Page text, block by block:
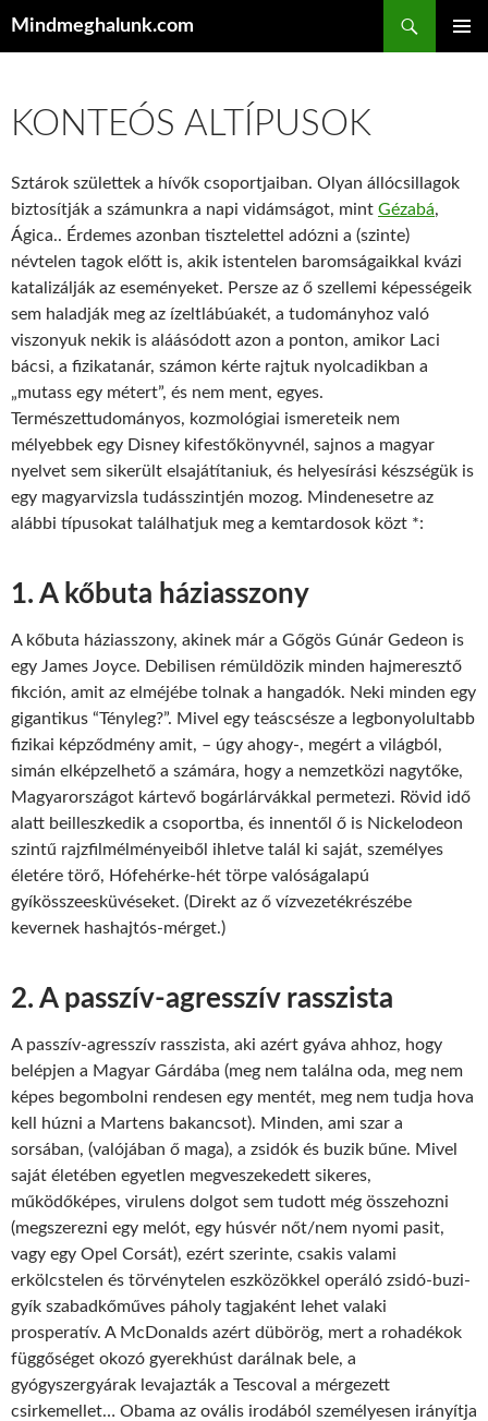
Mindmeghalunk.com
KONTEÓS ALTÍPUSOK
Sztárok születtek a hívők csoportjaiban. Olyan állócsillagok
biztosítják a számunkra a napi vidámságot, mint Gézabá,
Ágica.. Érdemes azonban tisztelettel adózni a (szinte)
névtelen tagok előtt is, akik istentelen baromságaikkal kvázi
katalizálják az eseményeket. Persze az ő szellemi képességeik
sem haladják meg az ízeltlábúakét, a tudományhoz való
viszonyuk nekik is aláásódott azon a ponton, amikor Laci
bácsi, a fizikatanár, számon kérte rajtuk nyolcadikban a
„mutass egy métert”, és nem ment, egyes.
Természettudományos, kozmológiai ismereteik nem
mélyebbek egy Disney kifestőkönyvnél, sajnos a magyar
nyelvet sem sikerült elsajátítaniuk, és helyesírási készségük is
egy magyarvizsla tudásszintjén mozog. Mindenesetre az
alábbi típusokat találhatjuk meg a kemtardosok közt *:
1. A kőbuta háziasszony
A kőbuta háziasszony, akinek már a Gőgös Gúnár Gedeon is
egy James Joyce. Debilisen rémüldözik minden hajmeresztő
fikción, amit az elméjébe tolnak a hangadók. Neki minden egy
gigantikus “Tényleg?”. Mivel egy teáscsésze a legbonyolultabb
fizikai képződmény amit, – úgy ahogy-, megért a világból,
simán elképzelhető a számára, hogy a nemzetközi nagytőke,
Magyarországot kártevő bogárlárvákkal permetezi. Rövid idő
alatt beilleszkedik a csoportba, és innentől ő is Nickelodeon
szintű rajzfilmélményeiből ihletve talál ki saját, személyes
életére törő, Hófehérke-hét törpe valóságalapú
gyíkösszeesküvéseket. (Direkt az ő vízvezetékrészébe
kevernek hashajtós-mérget.)
2. A passzív-agresszív rasszista
A passzív-agresszív rasszista, aki azért gyáva ahhoz, hogy
belépjen a Magyar Gárdába (meg nem találna oda, meg nem
képes begombolni rendesen egy mentét, meg nem tudja hova
kell húzni a Martens bakancsot). Minden, ami szar a
sorsában, (valójában ő maga), a zsidók és buzik bűne. Mivel
saját életében egyetlen megveszekedett sikeres,
működőképes, virulens dolgot sem tudott még összehozni
(megszerezni egy melót, egy húsvér nőt/nem nyomi pasit,
vagy egy Opel Corsát), ezért szerinte, csakis valami
erkölcstelen és törvénytelen eszközökkel operáló zsidó-buzi-
gyík szabadkőműves páholy tagjaként lehet valaki
prosperatív. A McDonalds azért dübörög, mert a rohadékok
függőséget okozó gyerekhúst darálnak bele, a
gyógyszergyárak levajazták a Tescoval a mérgezett
csirkemellet… Obama az ovális irodából személyesen irányítja